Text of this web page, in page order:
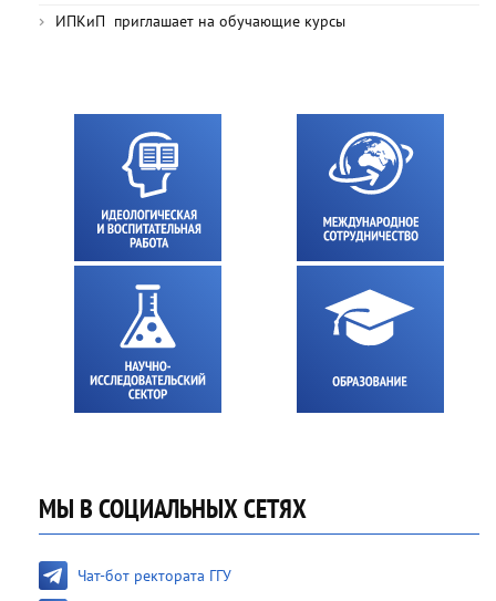
ИПКиП приглашает на обучающие курсы
МЫ В СОЦИАЛЬНЫХ СЕТЯХ
Чат-бот ректората ГГУ